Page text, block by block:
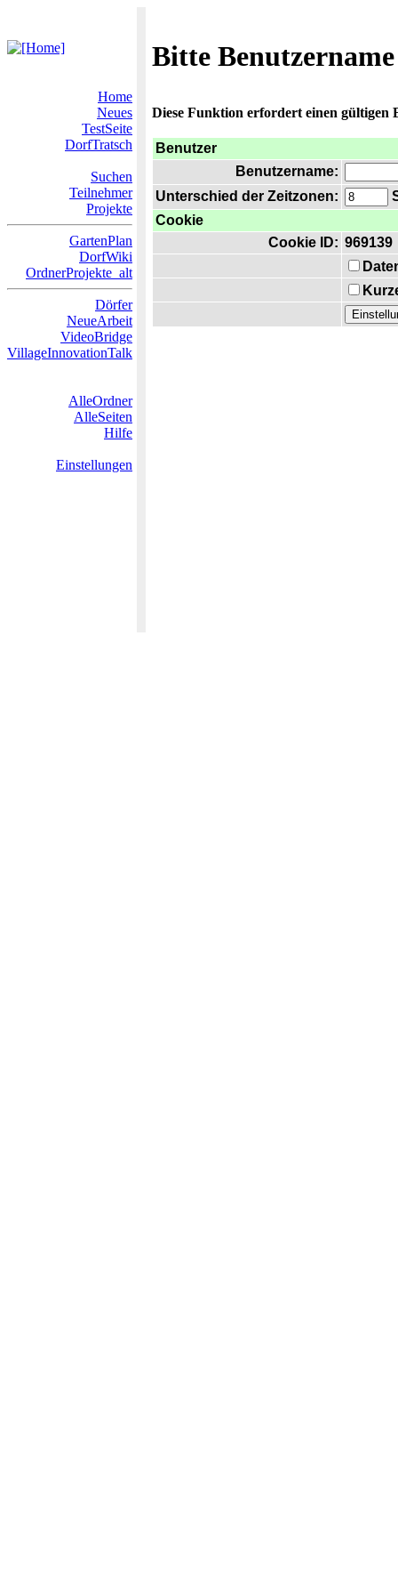
Bitte
Home
Neues
TestSeite
DorfTratsch
Suchen
Teilnehmer
Projekte
GartenPlan
DorfWiki
OrdnerProjekte_alt
Dörfer
NeueArbeit
VideoBridge
VillageInnovationTalk
AlleOrdner
AlleSeiten
Hilfe
Einstellungen
Diese Funktion erfordert einen gültigen
Benutzer
Benutzername:
Unterschied der Zeitzonen:
Cookie
Cookie ID: 969139